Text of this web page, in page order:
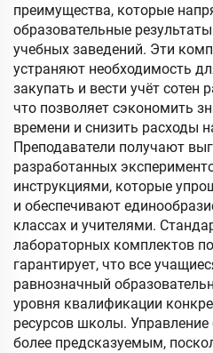
преимущества, которые
образовательные
учебных заведений. Эти
устраняют необходимость
закупать и вести учёт сотен
что позволяет сэкономить
времени и снизить расходы
Преподаватели получают
разработанных
инструкциями, которые
и обеспечивают
классах и учителями.
лабораторных комплектов
гарантирует, что все
равнозначный
уровня квалификации
ресурсов школы.
более предсказуемым,